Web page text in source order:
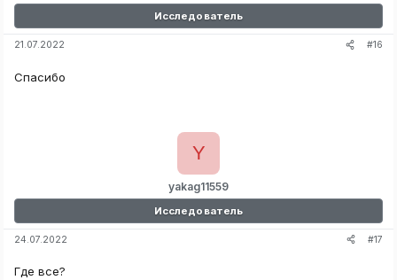
Исследователь
21.07.2022 #16
Спасибо
yakag11559
Y
Исследователь
24.07.2022 #17
Где все?